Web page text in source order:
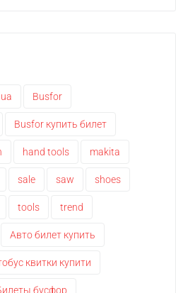
Busfor
Busfor купить билет
hand tools makita
sale saw shoes
tools trend
Авто билет купить
квитки купити
бусфор